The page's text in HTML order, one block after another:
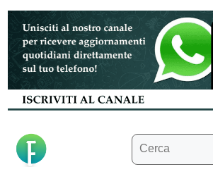
Vai
contenuto
Ricerca
per: